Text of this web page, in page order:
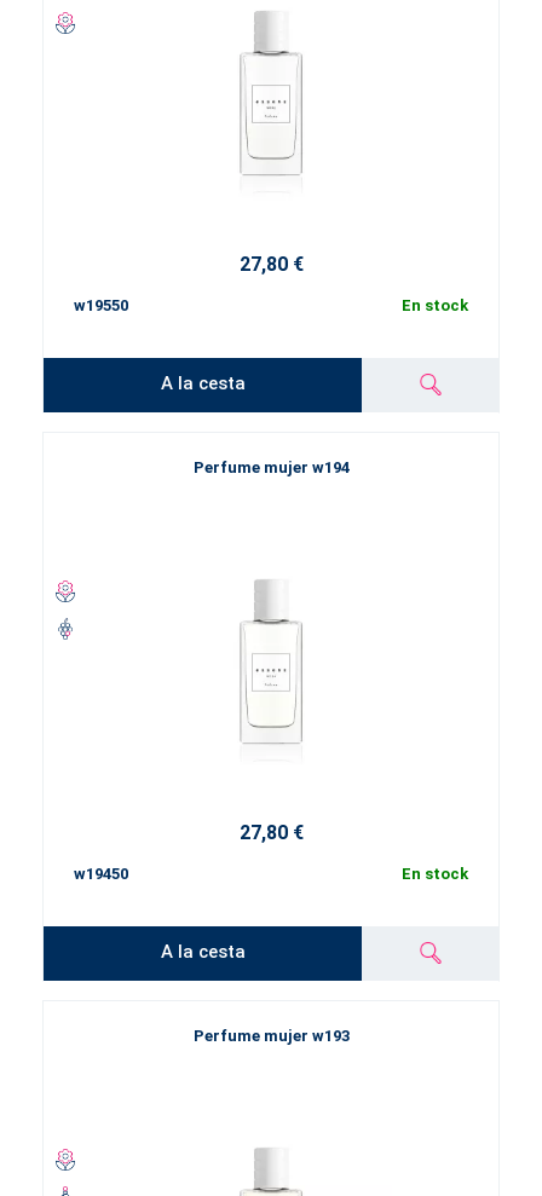
27,80 €
w19550 En stock
A la cesta
Perfume mujer w194
27,80 €
w19450 En stock
A la cesta
Perfume mujer w193